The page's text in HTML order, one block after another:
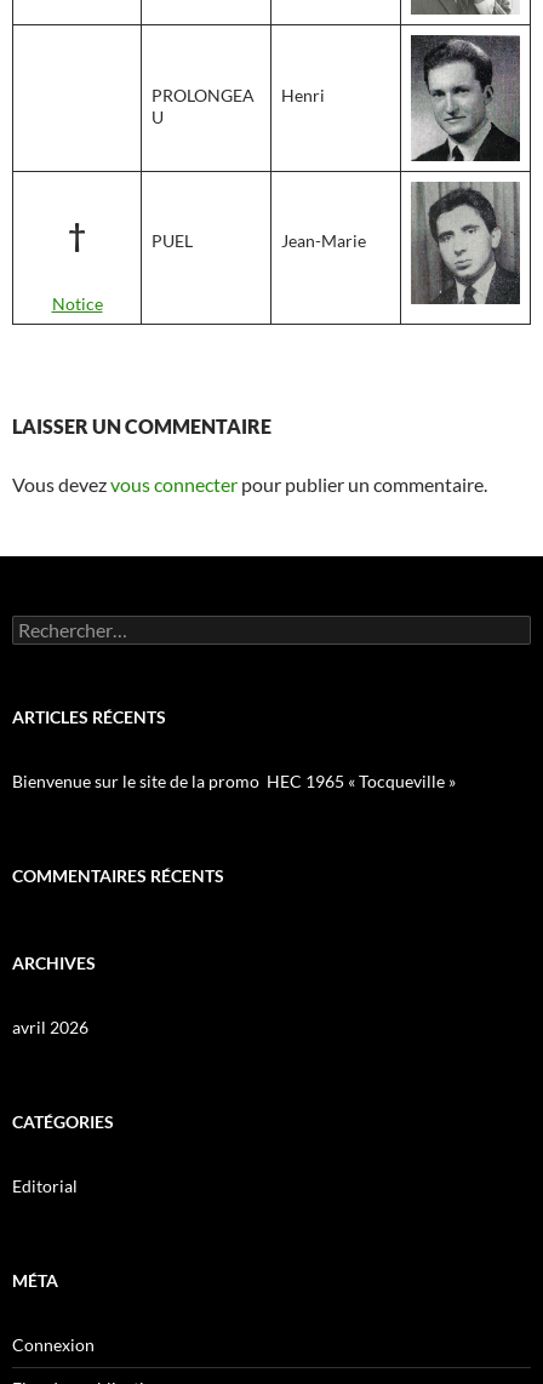
PROLONGEA
U
Henri
†
Notice
PUEL Jean-Marie
LAISSER UN COMMENTAIRE
Vous devezvous connecter pour publier un commentaire.
Rechercher :
ARTICLES RÉCENTS
Bienvenue sur le site de la promo HEC 1965 « Tocqueville »
COMMENTAIRES RÉCENTS
ARCHIVES
avril 2026
CATÉGORIES
Editorial
MÉTA
Connexion